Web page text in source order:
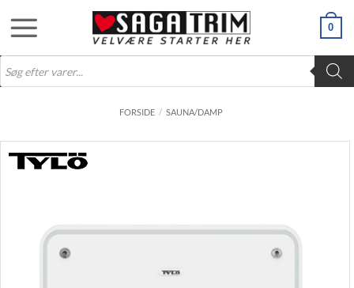
0
Products
search
FORSIDE / SAUNA/DAMP